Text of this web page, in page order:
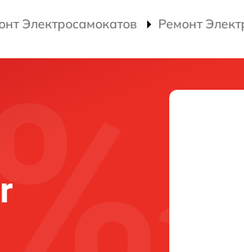
Электросамокатов Ремонт